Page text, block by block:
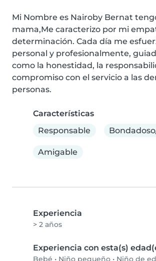
Mi Nombre es Nairoby Bernat
mama,Me caracterizo por mi
determinación. Cada día me
personal y profesionalmente,
como la honestidad, la
compromiso con el servicio a las
personas.
Características
Responsable
Amigable
Experiencia
> 2 años
Experiencia con esta(s)
Bebé • Niño pequeño • Niño de